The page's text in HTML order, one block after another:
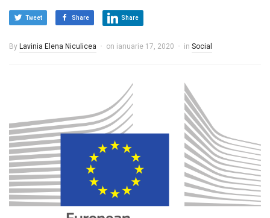
Tweet Share Share
By Lavinia Elena Niculicea on ianuarie 17, 2020 in Social